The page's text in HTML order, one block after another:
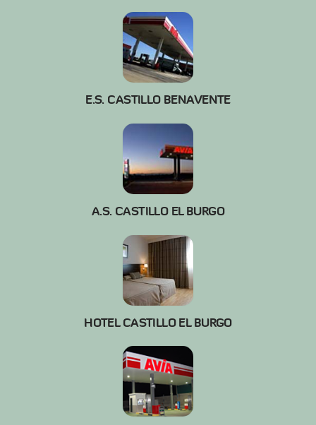
E.S. CASTILLO BENAVENTE
A.S. CASTILLO EL BURGO
HOTEL CASTILLO EL BURGO